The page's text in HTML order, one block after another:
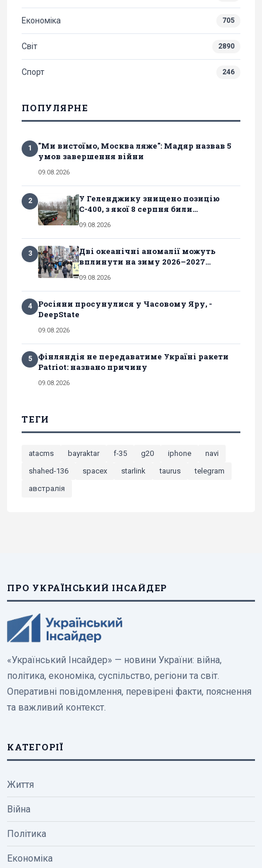
Економіка 705
Світ 2890
Спорт 246
ПОПУЛЯРНЕ
1
"Ми вистоїмо, Москва ляже": Мадяр назвав 5
умов завершення війни
09.08.2026
2
У Геленджику знищено позицію
С-400, з якої 8 серпня били...
09.08.2026
3
Дві океанічні аномалії можуть
вплинути на зиму 2026–2027...
09.08.2026
4
Росіяни просунулися у Часовому Яру, -
DeepState
09.08.2026
5
Фінляндія не передаватиме Україні ракети
Patriot: названо причину
09.08.2026
ТЕГИ
atacms bayraktar f-35 g20 iphone
navi
shahed-136
spacex starlink taurus
telegram
австралія
ПРО УКРАЇНСЬКИЙ ІНСАЙДЕР
«Український Інсайдер» — новини України: війна,
політика, економіка, суспільство, регіони та світ.
Оперативні повідомлення, перевірені факти, пояснення
та важливий контекст.
КАТЕГОРІЇ
Життя
Війна
Політика
Економіка